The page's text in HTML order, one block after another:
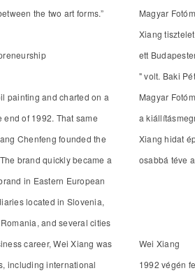
the two art forms.”
painting and charted on a
of 1992. That same
Chenfeng founded the
brand quickly became a
in Eastern European
located in Slovenia,
and several cities
career, Wei Xiang was
including international
Magyar
Xiang
ett
" volt. Baki
Magyar
a
Xiang hidat
osabbá téve
Wei Xiang
1992 végén